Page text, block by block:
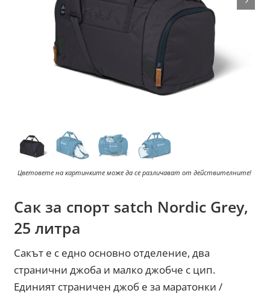
Цветовете на картинките може да се различават от действителните!
Сак за спорт satch Nordic Grey,
25 литра
Сакът е с едно основно отделение, два
странични джоба и малко джобче с цип.
Единият страничен джоб е за маратонки /